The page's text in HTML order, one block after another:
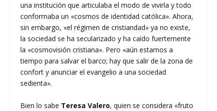
una institución que articulaba el modo de vivirla y todo
conformaba un «cosmos de identidad católica». Ahora,
sin embargo, «el régimen de cristiandad» ya no existe,
la sociedad se ha secularizado y ha caído fuertemente
la «cosmovisión cristiana». Pero «aún estamos a
tiempo para salvar el barco; hay que salir de la zona de
confort y anunciar el evangelio a una sociedad
sedienta».
Bien lo sabe Teresa Valero, quien se considera «fruto